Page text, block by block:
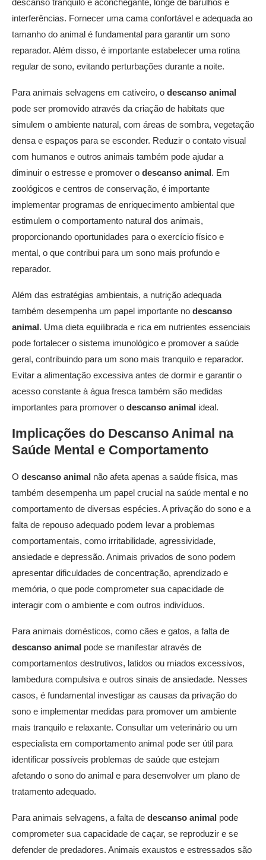
descanso tranquilo e aconchegante, longe de barulhos e
interferências. Fornecer uma cama confortável e adequada ao
tamanho do animal é fundamental para garantir um sono
reparador. Além disso, é importante estabelecer uma rotina
regular de sono, evitando perturbações durante a noite.
Para animais selvagens em cativeiro, o descanso animal
pode ser promovido através da criação de habitats que
simulem o ambiente natural, com áreas de sombra, vegetação
densa e espaços para se esconder. Reduzir o contato visual
com humanos e outros animais também pode ajudar a
diminuir o estresse e promover o descanso animal. Em
zoológicos e centros de conservação, é importante
implementar programas de enriquecimento ambiental que
estimulem o comportamento natural dos animais,
proporcionando oportunidades para o exercício físico e
mental, o que contribui para um sono mais profundo e
reparador.
Além das estratégias ambientais, a nutrição adequada
também desempenha um papel importante no descanso
animal. Uma dieta equilibrada e rica em nutrientes essenciais
pode fortalecer o sistema imunológico e promover a saúde
geral, contribuindo para um sono mais tranquilo e reparador.
Evitar a alimentação excessiva antes de dormir e garantir o
acesso constante à água fresca também são medidas
importantes para promover o descanso animal ideal.
Implicações do Descanso Animal na
Saúde Mental e Comportamento
O descanso animal não afeta apenas a saúde física, mas
também desempenha um papel crucial na saúde mental e no
comportamento de diversas espécies. A privação do sono e a
falta de repouso adequado podem levar a problemas
comportamentais, como irritabilidade, agressividade,
ansiedade e depressão. Animais privados de sono podem
apresentar dificuldades de concentração, aprendizado e
memória, o que pode comprometer sua capacidade de
interagir com o ambiente e com outros indivíduos.
Para animais domésticos, como cães e gatos, a falta de
descanso animal pode se manifestar através de
comportamentos destrutivos, latidos ou miados excessivos,
lambedura compulsiva e outros sinais de ansiedade. Nesses
casos, é fundamental investigar as causas da privação do
sono e implementar medidas para promover um ambiente
mais tranquilo e relaxante. Consultar um veterinário ou um
especialista em comportamento animal pode ser útil para
identificar possíveis problemas de saúde que estejam
afetando o sono do animal e para desenvolver um plano de
tratamento adequado.
Para animais selvagens, a falta de descanso animal pode
comprometer sua capacidade de caçar, se reproduzir e se
defender de predadores. Animais exaustos e estressados são